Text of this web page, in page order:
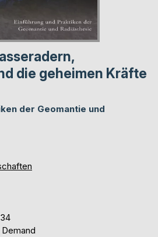
die geheimen Kräfte
der Geomantie und